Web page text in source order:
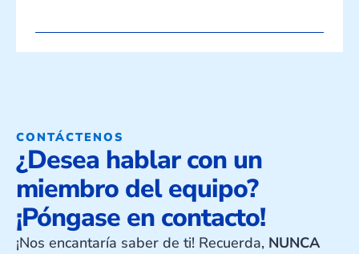
CONTÁCTENOS
¿Desea hablar con un
miembro del equipo?
¡Póngase en contacto!
¡Nos encantaría saber de ti! Recuerda, NUNCA